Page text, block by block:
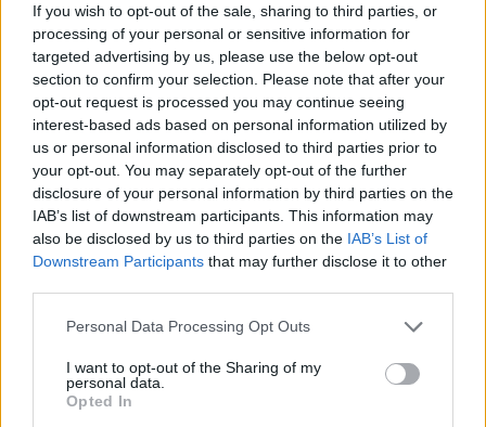
If you wish to opt-out of the sale, sharing to third parties, or
processing of your personal or sensitive information for
targeted advertising by us, please use the below opt-out
section to confirm your selection. Please note that after your
opt-out request is processed you may continue seeing
interest-based ads based on personal information utilized by
us or personal information disclosed to third parties prior to
your opt-out. You may separately opt-out of the further
disclosure of your personal information by third parties on the
IAB’s list of downstream participants. This information may
also be disclosed by us to third parties on the IAB’s List of
Downstream Participants that may further disclose it to other
Personal Data Processing Opt Outs
I want to opt-out of the Sharing of my
personal data.
Opted In
ΥΠΕΝ: Διευρύνεται ο κατάλογος των
Προστατευόμενων Τοπίων σε 12
4 Αυγούστου 2026
Newsletter Citygen.gr
της Πολιτικής Προστασίας, του ESG, του Green